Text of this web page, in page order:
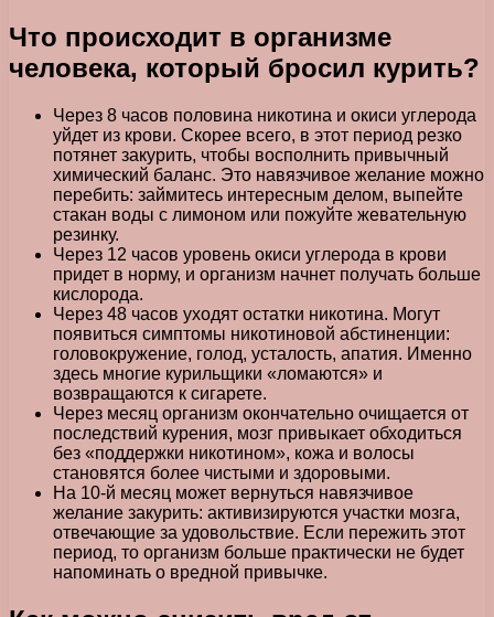
Что происходит в организме
человека, который бросил курить?
Через 8 часов половина никотина и окиси углерода
уйдет из крови. Скорее всего, в этот период резко
потянет закурить, чтобы восполнить привычный
химический баланс. Это навязчивое желание можно
перебить: займитесь интересным делом, выпейте
стакан воды с лимоном или пожуйте жевательную
резинку.
Через 12 часов уровень окиси углерода в крови
придет в норму, и организм начнет получать больше
кислорода.
Через 48 часов уходят остатки никотина. Могут
появиться симптомы никотиновой абстиненции:
головокружение, голод, усталость, апатия. Именно
здесь многие курильщики «ломаются» и
возвращаются к сигарете.
Через месяц организм окончательно очищается от
последствий курения, мозг привыкает обходиться
без «поддержки никотином», кожа и волосы
становятся более чистыми и здоровыми.
На 10-й месяц может вернуться навязчивое
желание закурить: активизируются участки мозга,
отвечающие за удовольствие. Если пережить этот
период, то организм больше практически не будет
напоминать о вредной привычке.